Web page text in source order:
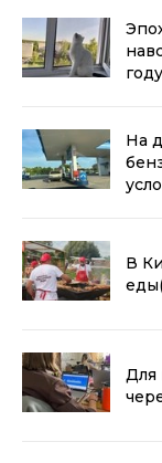
На
В
еды
Для